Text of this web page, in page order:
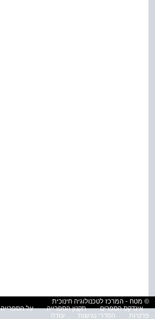
© מטח - המרכז לטכנולוגיה חינוכית
אינדקס הספרים
תקנון הספרייה על הספרייה
פרטיות
הסדרי נגישות עזרה